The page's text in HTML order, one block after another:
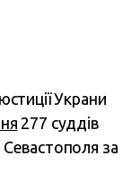
Украни
277 суддів
за